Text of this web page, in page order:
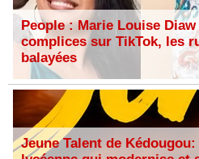
People : Marie Louise
complices sur TikTok, les
balayées
Jeune Talent de